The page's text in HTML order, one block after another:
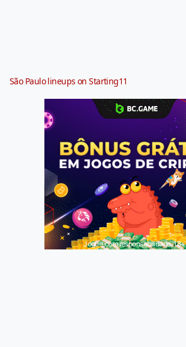
São Paulo lineups on Starting11
Jogue com responsabilidade. 18+